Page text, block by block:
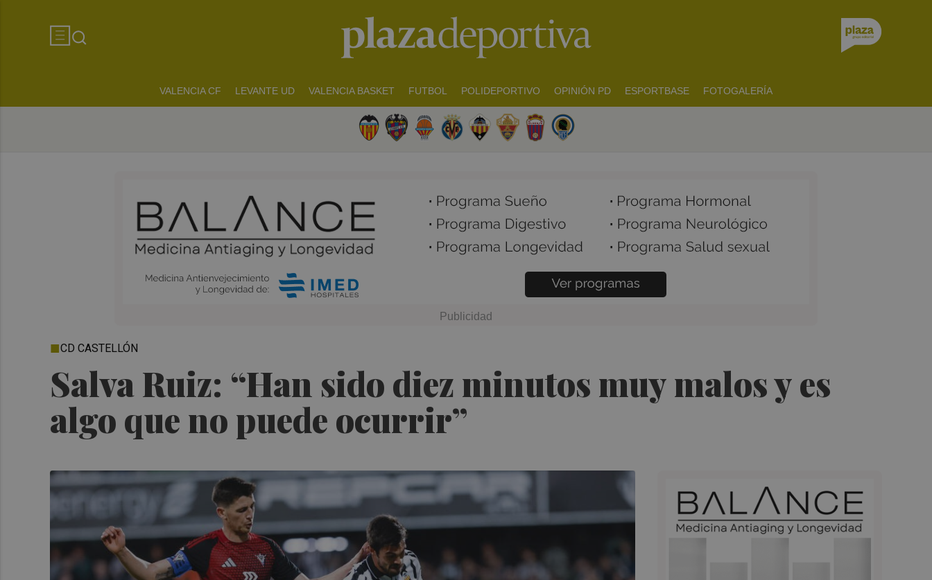
VALENCIA CF LEVANTE UD VALENCIA BASKET FUTBOL POLIDEPORTIVO OPINIÓN PD ESPORTBASE FOTOGALERÍA
Salva Ruiz: “Han sido diez minutos muy malos y es
algo que no puede ocurrir”
CD CASTELLÓN